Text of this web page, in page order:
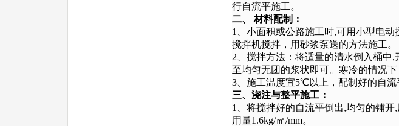
行自流平施工。
二、 材料配制：
1、小面积或公路施工时,可用小型电
搅拌机搅拌，用砂浆泵送的方法施工。
2、搅拌方法：将适量的清水倒入桶中
至均匀无团的浆状即可。寒冷的情况
3、施工温度宜5℃以上，配制好的自流
三、浇注与整平施工：
1、将搅拌好的自流平倒出,均匀的铺
用量1.6kg/㎡/mm。